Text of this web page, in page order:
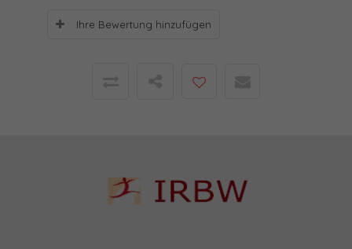
Ihre Bewertung hinzufügen